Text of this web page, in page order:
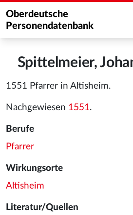
Oberdeutsche
Personendatenbank
Spittelmeier,
1551 Pfarrer in Altisheim.
Nachgewiesen 1551.
Berufe
Pfarrer
Wirkungsorte
Altisheim
Literatur/Quellen